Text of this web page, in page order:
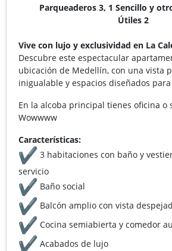
Parqueaderos 3, 1 Sencillo y
Útiles 2
Vive con lujo y exclusividad en La
Descubre este espectacular
ubicación de Medellín, con una vista
inigualable y espacios diseñados
En la alcoba principal tienes oficina o
Wowwww
Características:
3 habitaciones con baño y
servicio
Baño social
Balcón amplio con vista
Cocina semiabierta y comedor
Acabados de lujo